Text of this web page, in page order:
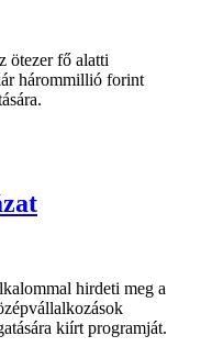
ötezer fő alatti
hárommillió forint
hirdeti meg a
kiírt programját.